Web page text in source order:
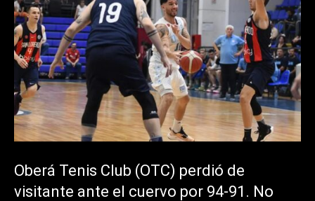
Oberá Tenis Club (OTC) perdió de
visitante ante el cuervo por 94-91. No